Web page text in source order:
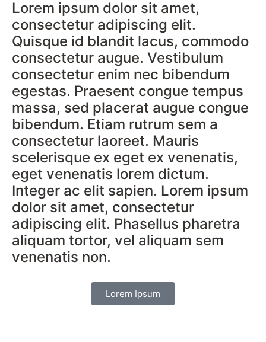
Lorem ipsum dolor sit amet,
consectetur adipiscing elit.
Quisque id blandit lacus, commodo
consectetur augue. Vestibulum
consectetur enim nec bibendum
egestas. Praesent congue tempus
massa, sed placerat augue congue
bibendum. Etiam rutrum sem a
consectetur laoreet. Mauris
scelerisque ex eget ex venenatis,
eget venenatis lorem dictum.
Integer ac elit sapien. Lorem ipsum
dolor sit amet, consectetur
adipiscing elit. Phasellus pharetra
aliquam tortor, vel aliquam sem
venenatis non.
Lorem Ipsum